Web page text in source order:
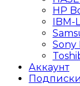
HP
IBM-
Sony
Аккаунт
Подписки